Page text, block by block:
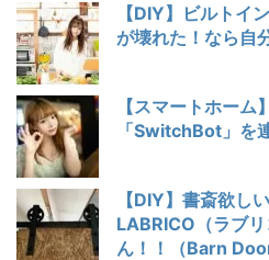
【DIY】ビルトイ
が壊れた！なら自
【スマートホー
「SwitchBot」を
【DIY】書斎欲し
LABRICO（ラブ
ん！！（Barn